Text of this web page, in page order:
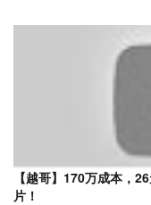
【越哥】170万成本，
片！